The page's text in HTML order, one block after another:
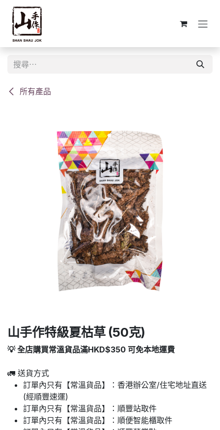
跳至內容
所有產品
山手作特級夏枯草 (50克)
💡 全店購買常溫貨品滿HKD$350 可免本地運費
🚛 送貨方式
訂單內只有【常溫貨品】：香港辦公室/住宅地址直送
(經順豐速運)
訂單內只有【常溫貨品】：順豐站取件
訂單內只有【常溫貨品】：順便智能櫃取件